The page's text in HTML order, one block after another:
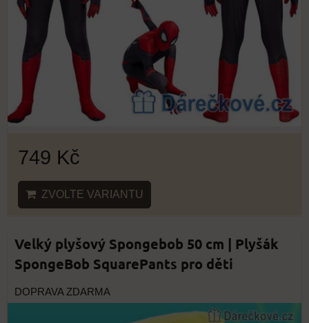
749 Kč
ZVOLTE VARIANTU
Velký plyšový Spongebob 50 cm | Plyšák
SpongeBob SquarePants pro děti
DOPRAVA ZDARMA